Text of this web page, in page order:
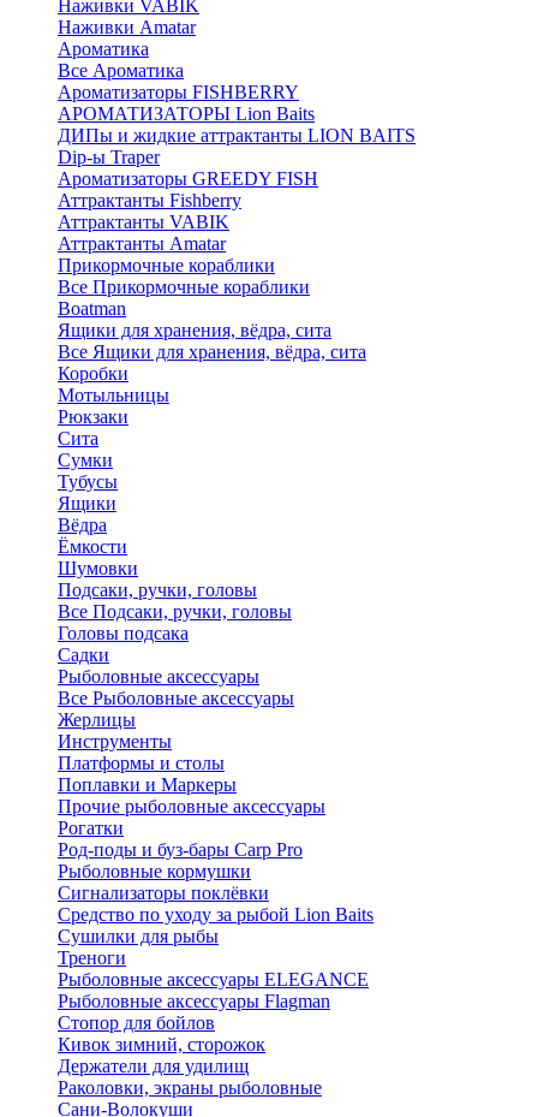
Наживки VABIK
Наживки Amatar
Ароматика
Все Ароматика
Ароматизаторы FISHBERRY
АРОМАТИЗАТОРЫ Lion Baits
ДИПы и жидкие аттрактанты LION BAITS
Dip-ы Traper
Ароматизаторы GREEDY FISH
Аттрактанты Fishberry
Аттрактанты VABIK
Аттрактанты Amatar
Прикормочные кораблики
Все Прикормочные кораблики
Boatman
Ящики для хранения, вёдра, сита
Все Ящики для хранения, вёдра, сита
Коробки
Мотыльницы
Рюкзаки
Сита
Сумки
Тубусы
Ящики
Вёдра
Ёмкости
Шумовки
Подсаки, ручки, головы
Все Подсаки, ручки, головы
Головы подсака
Садки
Рыболовные аксессуары
Все Рыболовные аксессуары
Жерлицы
Инструменты
Платформы и столы
Поплавки и Маркеры
Прочие рыболовные аксессуары
Рогатки
Род-поды и буз-бары Carp Pro
Рыболовные кормушки
Сигнализаторы поклёвки
Средство по уходу за рыбой Lion Baits
Сушилки для рыбы
Треноги
Рыболовные аксессуары ELEGANCE
Рыболовные аксессуары Flagman
Стопор для бойлов
Кивок зимний, сторожок
Держатели для удилищ
Раколовки, экраны рыболовные
Сани-Волокуши